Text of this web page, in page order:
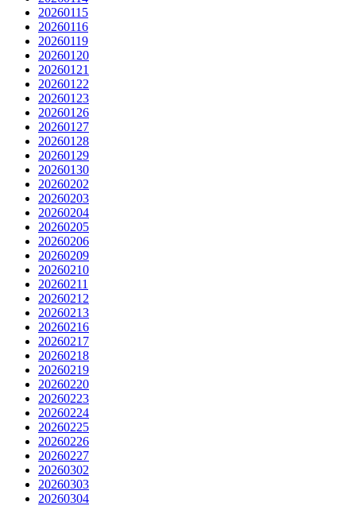
20260115
20260116
20260119
20260120
20260121
20260122
20260123
20260126
20260127
20260128
20260129
20260130
20260202
20260203
20260204
20260205
20260206
20260209
20260210
20260211
20260212
20260213
20260216
20260217
20260218
20260219
20260220
20260223
20260224
20260225
20260226
20260227
20260302
20260303
20260304